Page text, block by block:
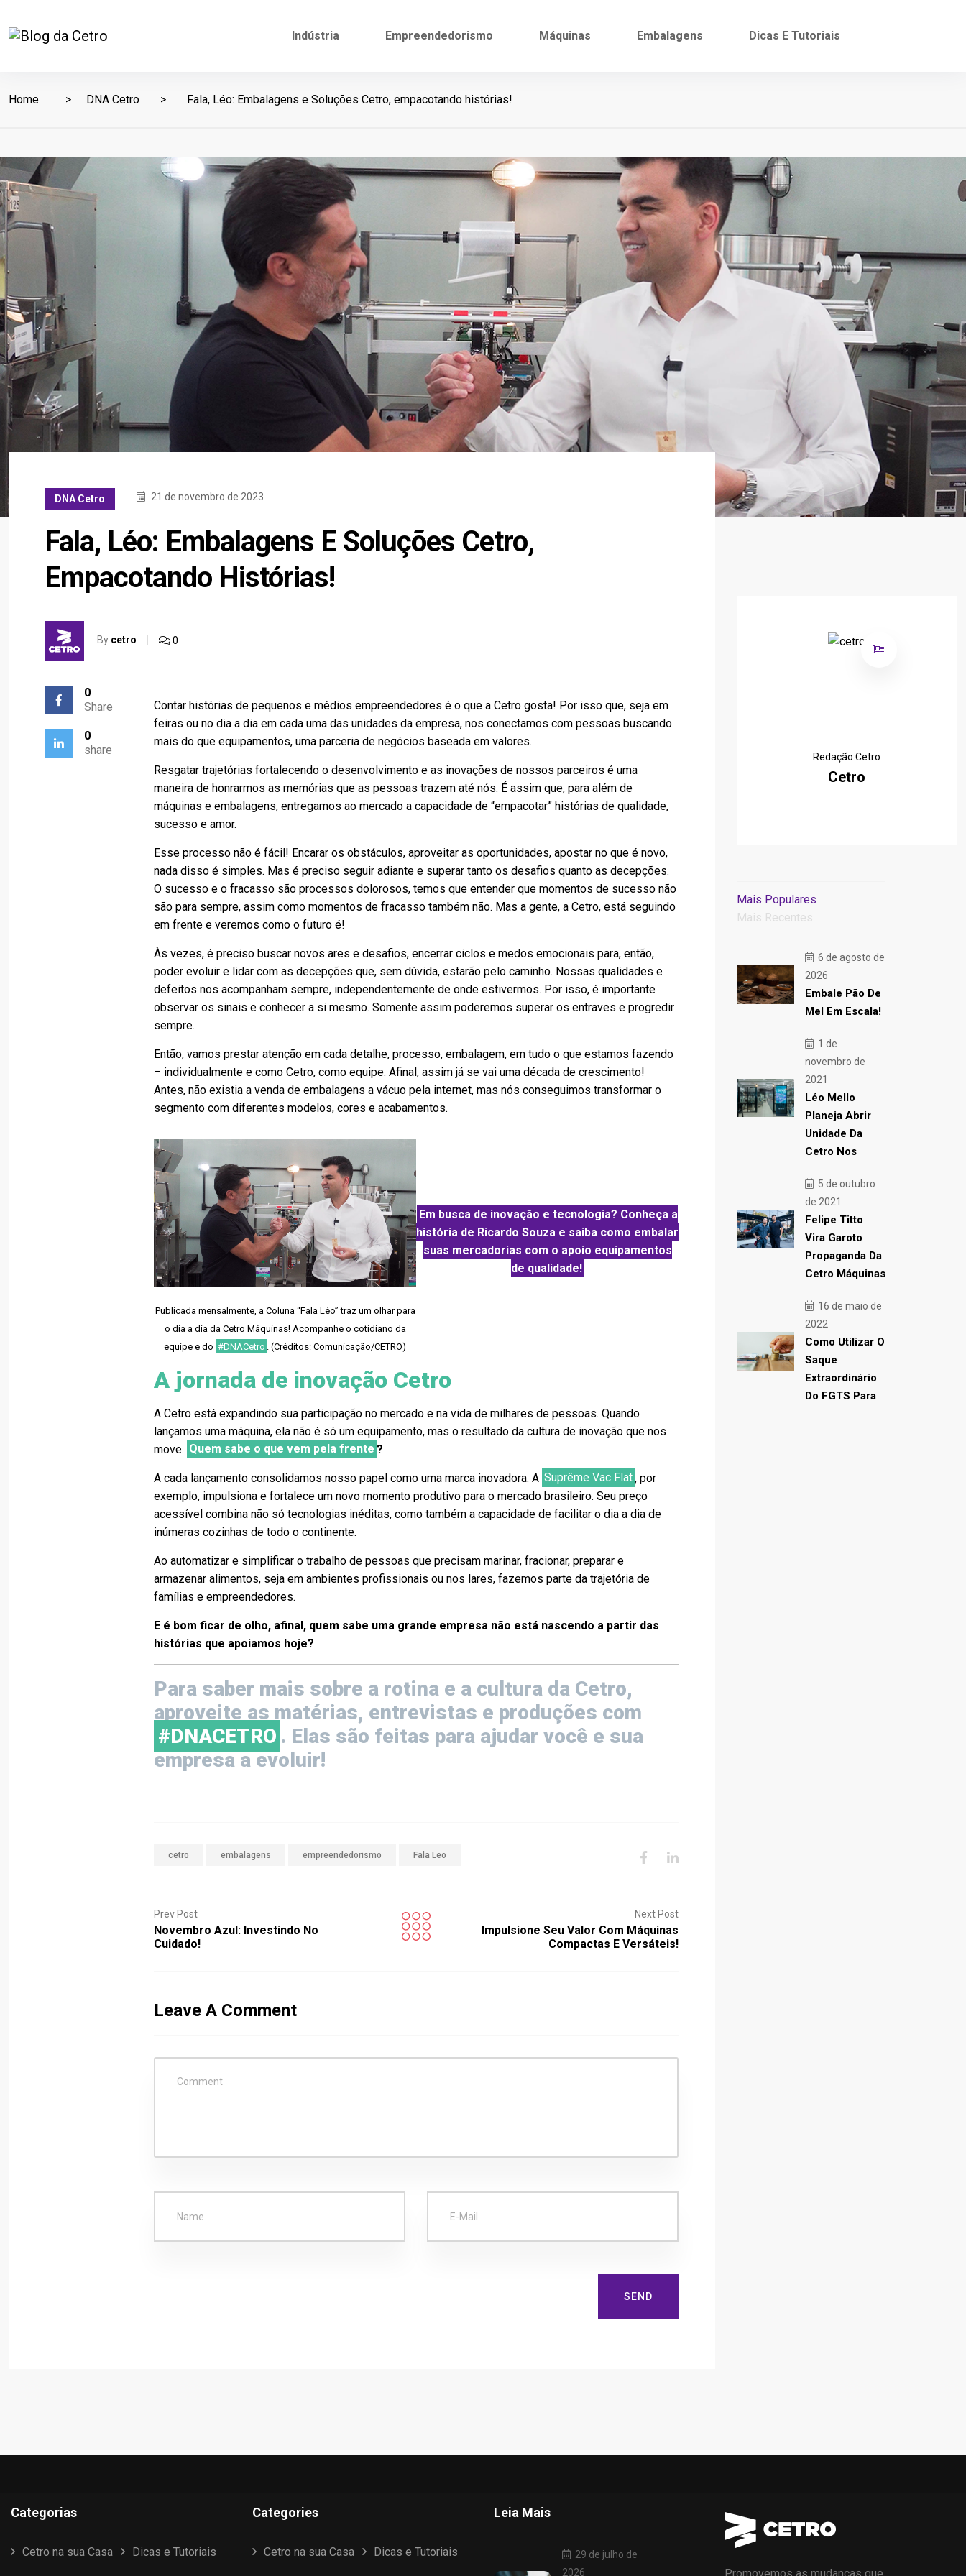
Indústria Empreendedorismo Máquinas Embalagens Dicas E Tutoriais
Home DNA Cetro Fala, Léo: Embalagens e Soluções Cetro, empacotando histórias!
DNA Cetro 21 de novembro de 2023
Fala, Léo: Embalagens E Soluções Cetro,
Empacotando Histórias!
By cetro 0
0
Share
0
share
Contar histórias de pequenos e médios empreendedores é o que a Cetro gosta! Por isso que, seja em
feiras ou no dia a dia em cada uma das unidades da empresa, nos conectamos com pessoas buscando
mais do que equipamentos, uma parceria de negócios baseada em valores.
Resgatar trajetórias fortalecendo o desenvolvimento e as inovações de nossos parceiros é uma
maneira de honrarmos as memórias que as pessoas trazem até nós. É assim que, para além de
máquinas e embalagens, entregamos ao mercado a capacidade de “empacotar” histórias de qualidade,
sucesso e amor.
Esse processo não é fácil! Encarar os obstáculos, aproveitar as oportunidades, apostar no que é novo,
nada disso é simples. Mas é preciso seguir adiante e superar tanto os desafios quanto as decepções.
O sucesso e o fracasso são processos dolorosos, temos que entender que momentos de sucesso não
são para sempre, assim como momentos de fracasso também não. Mas a gente, a Cetro, está seguindo
em frente e veremos como o futuro é!
Às vezes, é preciso buscar novos ares e desafios, encerrar ciclos e medos emocionais para, então,
poder evoluir e lidar com as decepções que, sem dúvida, estarão pelo caminho. Nossas qualidades e
defeitos nos acompanham sempre, independentemente de onde estivermos. Por isso, é importante
observar os sinais e conhecer a si mesmo. Somente assim poderemos superar os entraves e progredir
sempre.
Então, vamos prestar atenção em cada detalhe, processo, embalagem, em tudo o que estamos fazendo
– individualmente e como Cetro, como equipe. Afinal, assim já se vai uma década de crescimento!
Antes, não existia a venda de embalagens a vácuo pela internet, mas nós conseguimos transformar o
segmento com diferentes modelos, cores e acabamentos.
Publicada mensalmente, a Coluna “Fala Léo” traz um olhar para
o dia a dia da Cetro Máquinas! Acompanhe o cotidiano da
equipe e do #DNACetro . (Créditos: Comunicação/CETRO)
Em busca de inovação e tecnologia? Conheça a
história de Ricardo Souza e saiba como embalar
suas mercadorias com o apoio equipamentos
de qualidade!
A jornada de inovação Cetro
A Cetro está expandindo sua participação no mercado e na vida de milhares de pessoas. Quando
lançamos uma máquina, ela não é só um equipamento, mas o resultado da cultura de inovação que nos
move. Quem sabe o que vem pela frente ?
A cada lançamento consolidamos nosso papel como uma marca inovadora. A Suprême Vac Flat, por
exemplo, impulsiona e fortalece um novo momento produtivo para o mercado brasileiro. Seu preço
acessível combina não só tecnologias inéditas, como também a capacidade de facilitar o dia a dia de
inúmeras cozinhas de todo o continente.
Ao automatizar e simplificar o trabalho de pessoas que precisam marinar, fracionar, preparar e
armazenar alimentos, seja em ambientes profissionais ou nos lares, fazemos parte da trajetória de
famílias e empreendedores.
E é bom ficar de olho, afinal, quem sabe uma grande empresa não está nascendo a partir das
histórias que apoiamos hoje?
Para saber mais sobre a rotina e a cultura da Cetro,
aproveite as matérias, entrevistas e produções com
#DNACETRO . Elas são feitas para ajudar você e sua
empresa a evoluir!
cetro embalagens empreendedorismo Fala Leo
Prev Post
Novembro Azul: Investindo No
Cuidado!
Next Post
Impulsione Seu Valor Com Máquinas
Compactas E Versáteis!
Leave A Comment
SEND
Redação Cetro
Cetro
Mais Populares
Mais Recentes
6 de agosto de
2026
Embale Pão De
Mel Em Escala!
1 de
novembro de
2021
Léo Mello
Planeja Abrir
Unidade Da
Cetro Nos
5 de outubro
de 2021
Felipe Titto
Vira Garoto
Propaganda Da
Cetro Máquinas
16 de maio de
2022
Como Utilizar O
Saque
Extraordinário
Do FGTS Para
Categorias
Cetro na sua Casa Dicas e Tutoriais
Categories
Cetro na sua Casa Dicas e Tutoriais
Leia Mais
29 de julho de
2026
Promovemos as mudanças que